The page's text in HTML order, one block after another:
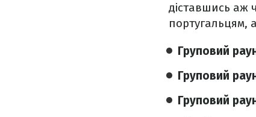
діставшись аж
португальцям,
Груповий
Груповий
Груповий